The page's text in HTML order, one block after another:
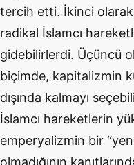
tercih etti. İkinci
radikal İslamcı
gidebilirlerdi. Üçüncü
biçimde, kapitalizmin
dışında kalmayı
İslamcı hareketlerin
emperyalizmin bir
olmadığının